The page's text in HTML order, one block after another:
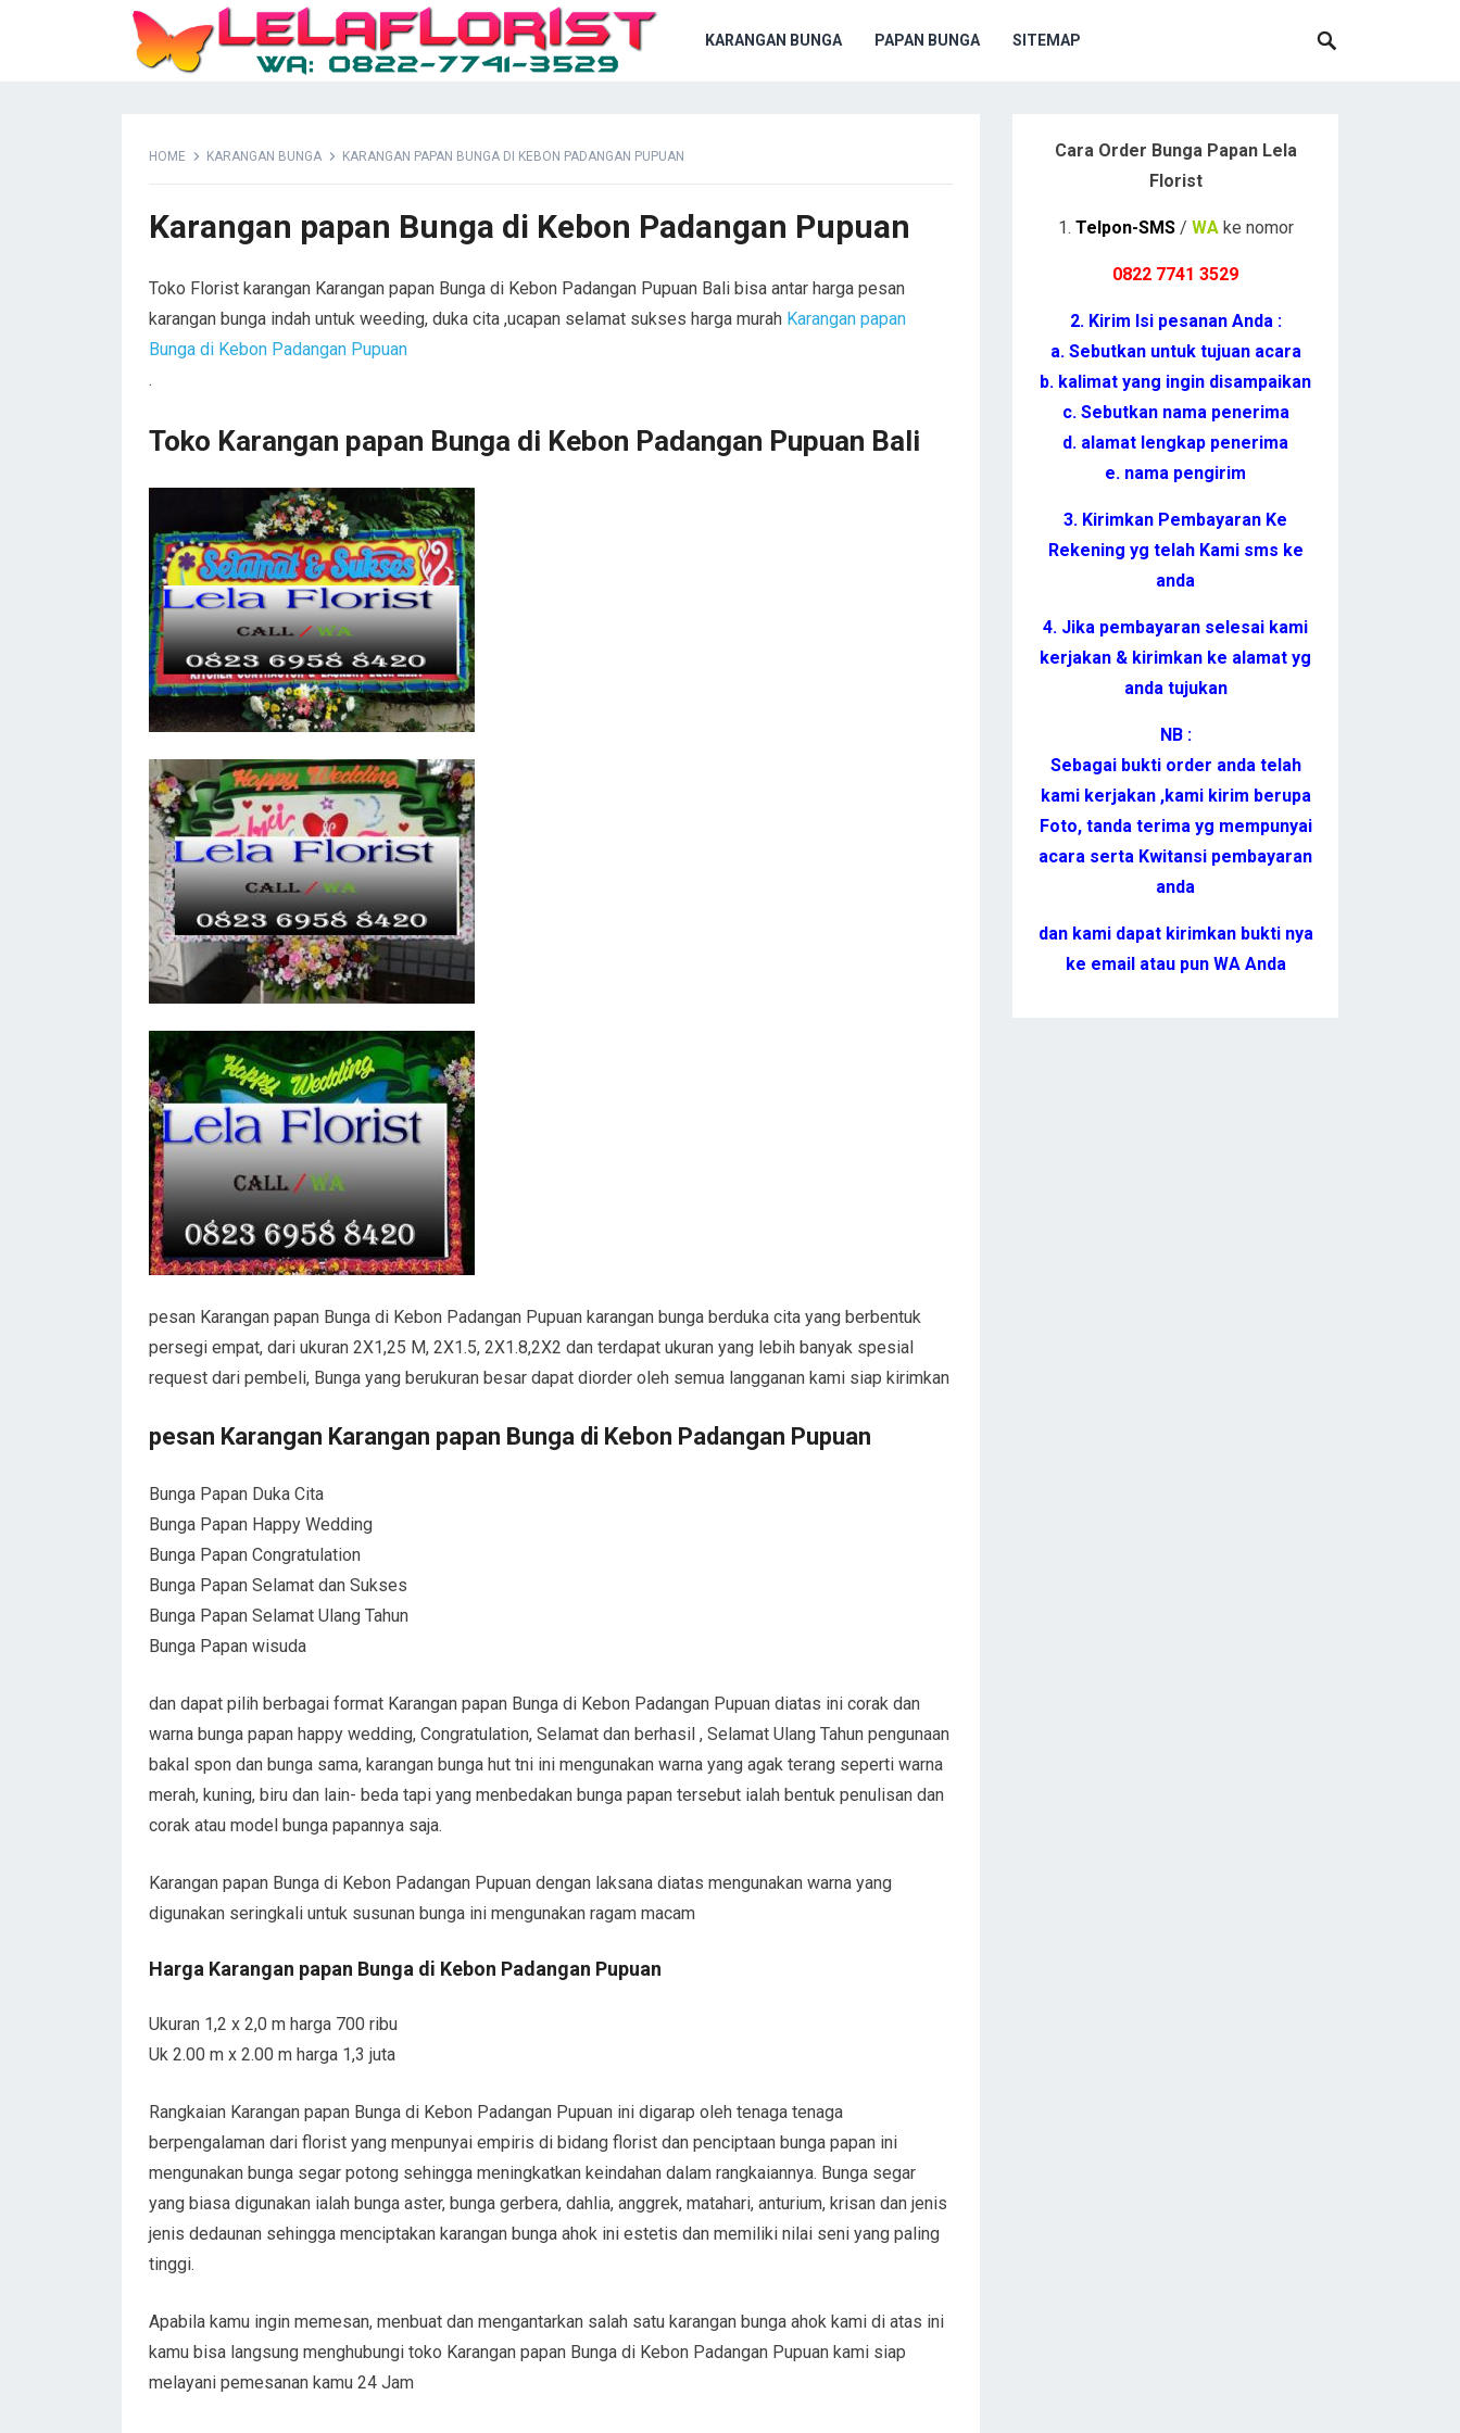
KARANGAN BUNGA PAPAN BUNGA SITEMAP
HOME KARANGAN BUNGA KARANGAN PAPAN BUNGA DI KEBON PADANGAN PUPUAN
Karangan papan Bunga di Kebon Padangan Pupuan
Toko Florist karangan Karangan papan Bunga di Kebon Padangan Pupuan Bali bisa antar harga pesan
karangan bunga indah untuk weeding, duka cita ,ucapan selamat sukses harga murah Karangan papan
Bunga di Kebon Padangan Pupuan
.
Toko Karangan papan Bunga di Kebon Padangan Pupuan Bali
pesan Karangan papan Bunga di Kebon Padangan Pupuan karangan bunga berduka cita yang berbentuk
persegi empat, dari ukuran 2X1,25 M, 2X1.5, 2X1.8,2X2 dan terdapat ukuran yang lebih banyak spesial
request dari pembeli, Bunga yang berukuran besar dapat diorder oleh semua langganan kami siap kirimkan
pesan Karangan Karangan papan Bunga di Kebon Padangan Pupuan
Bunga Papan Duka Cita
Bunga Papan Happy Wedding
Bunga Papan Congratulation
Bunga Papan Selamat dan Sukses
Bunga Papan Selamat Ulang Tahun
Bunga Papan wisuda
dan dapat pilih berbagai format Karangan papan Bunga di Kebon Padangan Pupuan diatas ini corak dan
warna bunga papan happy wedding, Congratulation, Selamat dan berhasil , Selamat Ulang Tahun pengunaan
bakal spon dan bunga sama, karangan bunga hut tni ini mengunakan warna yang agak terang seperti warna
merah, kuning, biru dan lain- beda tapi yang menbedakan bunga papan tersebut ialah bentuk penulisan dan
corak atau model bunga papannya saja.
Karangan papan Bunga di Kebon Padangan Pupuan dengan laksana diatas mengunakan warna yang
digunakan seringkali untuk susunan bunga ini mengunakan ragam macam
Harga Karangan papan Bunga di Kebon Padangan Pupuan
Ukuran 1,2 x 2,0 m harga 700 ribu
Uk 2.00 m x 2.00 m harga 1,3 juta
Rangkaian Karangan papan Bunga di Kebon Padangan Pupuan ini digarap oleh tenaga tenaga
berpengalaman dari florist yang menpunyai empiris di bidang florist dan penciptaan bunga papan ini
mengunakan bunga segar potong sehingga meningkatkan keindahan dalam rangkaiannya. Bunga segar
yang biasa digunakan ialah bunga aster, bunga gerbera, dahlia, anggrek, matahari, anturium, krisan dan jenis
jenis dedaunan sehingga menciptakan karangan bunga ahok ini estetis dan memiliki nilai seni yang paling
tinggi.
Apabila kamu ingin memesan, menbuat dan mengantarkan salah satu karangan bunga ahok kami di atas ini
kamu bisa langsung menghubungi toko Karangan papan Bunga di Kebon Padangan Pupuan kami siap
melayani pemesanan kamu 24 Jam
Cara Order Bunga Papan Lela
Florist
1. Telpon-SMS/ WAke nomor
0822 7741 3529
2. Kirim Isi pesanan Anda :
a. Sebutkan untuk tujuan acara
b. kalimat yang ingin disampaikan
c. Sebutkan nama penerima
d. alamat lengkap penerima
e. nama pengirim
3. Kirimkan Pembayaran Ke
Rekening yg telah Kami sms ke
anda
4. Jika pembayaran selesai kami
kerjakan & kirimkan ke alamat yg
anda tujukan
NB :
Sebagai bukti order anda telah
kami kerjakan ,kami kirim berupa
Foto, tanda terima yg mempunyai
acara serta Kwitansi pembayaran
anda
dan kami dapat kirimkan bukti nya
ke email atau pun WA Anda